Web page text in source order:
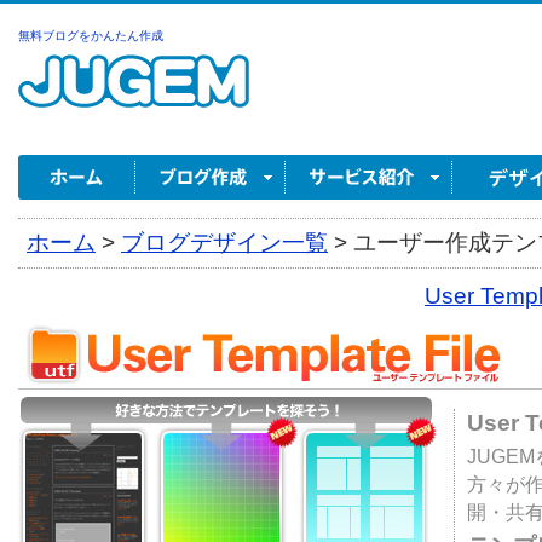
無料ブログをかんたん作成
ホーム > ブログデザイン一覧 > ユーザー作成テ
User
User
JUGEM
方々が
開・共